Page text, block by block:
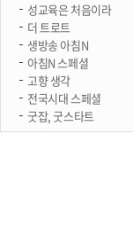
성교육은 처음이라
더 트로트
생방송 아침N
아침N 스페셜
고향 생각
전국시대 스페셜
굿잡, 굿스타트